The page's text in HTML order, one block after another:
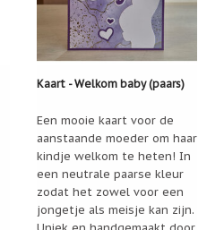
Kaart - Welkom baby (paars)
Een mooie kaart voor de
aanstaande moeder om haar
kindje welkom te heten! In
een neutrale paarse kleur
zodat het zowel voor een
jongetje als meisje kan zijn.
Uniek en handgemaakt door